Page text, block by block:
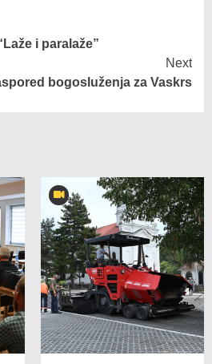
i paralaže”
Next
bogosluženja za Vaskrs